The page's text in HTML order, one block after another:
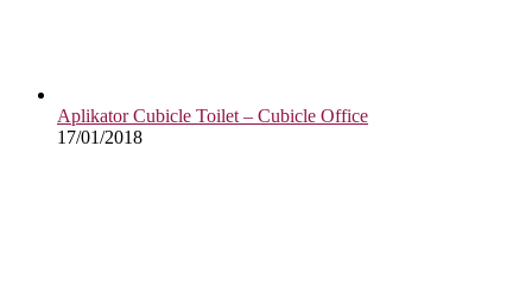
Aplikator Cubicle Toilet – Cubicle Office
17/01/2018